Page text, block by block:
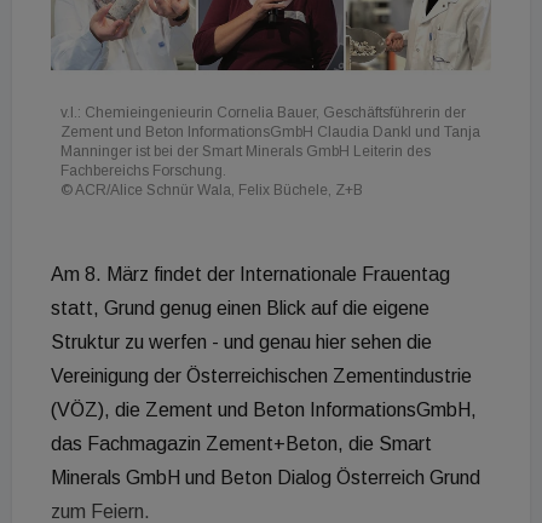
v.l.: Chemieingenieurin Cornelia Bauer, Geschäftsführerin der
Zement und Beton InformationsGmbH Claudia Dankl und Tanja
Manninger ist bei der Smart Minerals GmbH Leiterin des
Fachbereichs Forschung.
© ACR/Alice Schnür Wala, Felix Büchele, Z+B
Am 8. März findet der Internationale Frauentag
statt, Grund genug einen Blick auf die eigene
Struktur zu werfen - und genau hier sehen die
Vereinigung der Österreichischen Zementindustrie
(VÖZ), die Zement und Beton InformationsGmbH,
das Fachmagazin Zement+Beton, die Smart
Minerals GmbH und Beton Dialog Österreich Grund
zum Feiern.